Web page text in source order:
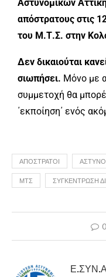
Αστυνομικών
απόστρατους στις
του Μ.Τ.Σ. στην
Δεν δικαιούται
σιωπήσει. Μόνο με
συμμετοχή θα
΄εκποίηση΄ ενός
ΑΠΟΣΤΡΑΤΟΙ
ΜΤΣ ΣΥΓΚΕΝΤΡΩΣΗ